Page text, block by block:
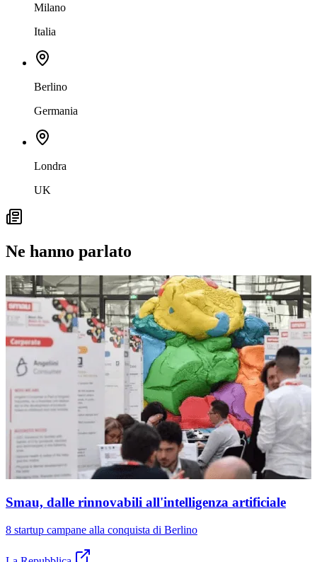
Milano
Italia
Berlino
Germania
Londra
UK
Ne hanno parlato
Smau, dalle rinnovabili all'intelligenza artificiale
8 startup campane alla conquista di Berlino